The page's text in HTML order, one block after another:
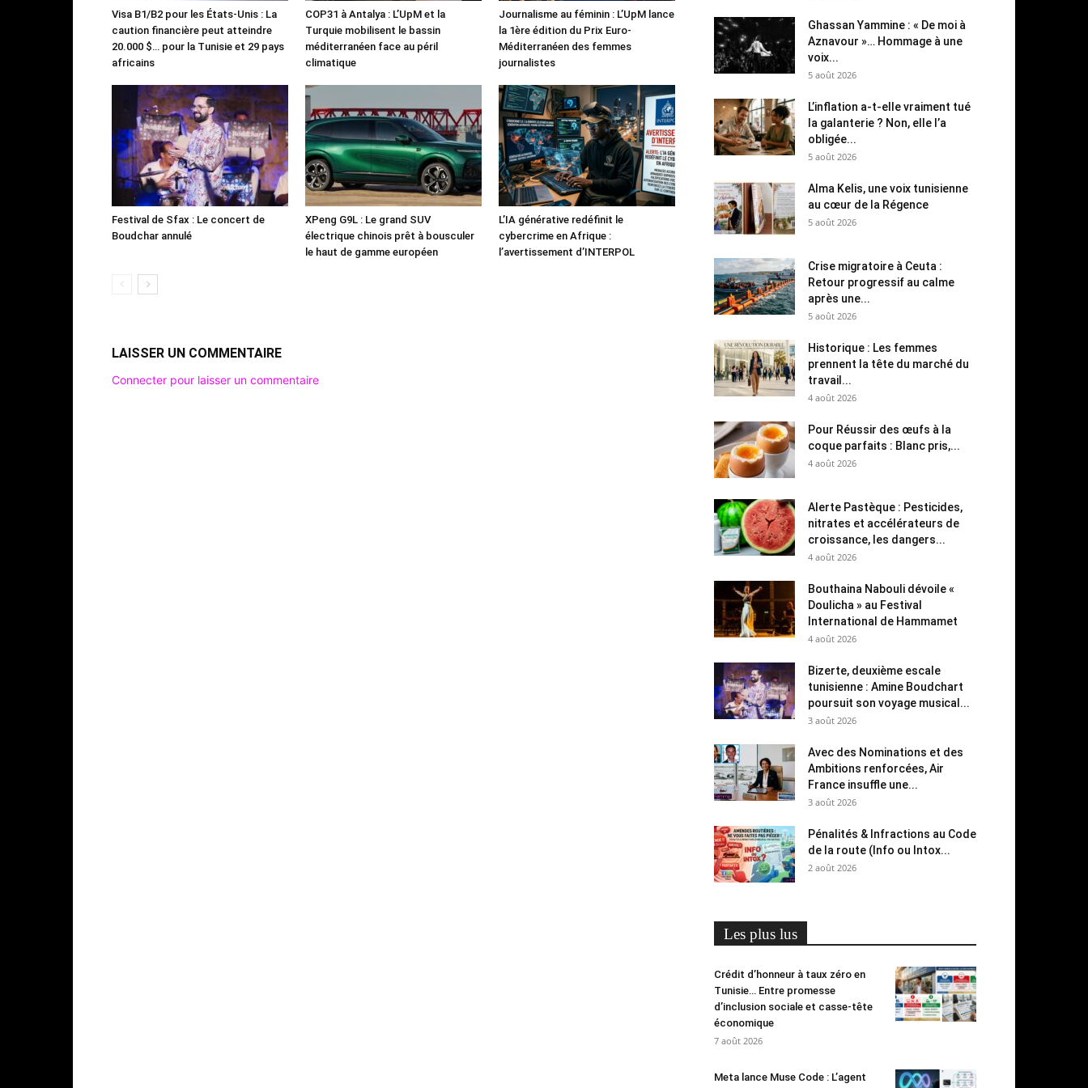
Visa B1/B2 pour les États-Unis : La
caution financière peut atteindre
20.000 $… pour la Tunisie et 29 pays
africains
COP31 à Antalya : L’UpM et la
Turquie mobilisent le bassin
méditerranéen face au péril
climatique
Journalisme au féminin : L’UpM lance
la 1ère édition du Prix Euro-
Méditerranéen des femmes
journalistes
Festival de Sfax : Le concert de
Boudchar annulé
XPeng G9L : Le grand SUV
électrique chinois prêt à bousculer
le haut de gamme européen
L’IA générative redéfinit le
cybercrime en Afrique :
l’avertissement d’INTERPOL
LAISSER UN COMMENTAIRE
Connecter pour laisser un commentaire
Ghassan Yammine : « De moi à
Aznavour »… Hommage à une
voix...
5 août 2026
L’inflation a-t-elle vraiment tué
la galanterie ? Non, elle l’a
obligée...
5 août 2026
Alma Kelis, une voix tunisienne
au cœur de la Régence
5 août 2026
Crise migratoire à Ceuta :
Retour progressif au calme
après une...
5 août 2026
Historique : Les femmes
prennent la tête du marché du
travail...
4 août 2026
Pour Réussir des œufs à la
coque parfaits : Blanc pris,...
4 août 2026
Alerte Pastèque : Pesticides,
nitrates et accélérateurs de
croissance, les dangers...
4 août 2026
Bouthaina Nabouli dévoile «
Doulicha » au Festival
International de Hammamet
4 août 2026
Bizerte, deuxième escale
tunisienne : Amine Boudchart
poursuit son voyage musical...
3 août 2026
Avec des Nominations et des
Ambitions renforcées, Air
France insuffle une...
3 août 2026
Pénalités & Infractions au Code
de la route (Info ou Intox...
2 août 2026
Les plus lus
Crédit d’honneur à taux zéro en
Tunisie… Entre promesse
d’inclusion sociale et casse-tête
économique
7 août 2026
Meta lance Muse Code : L’agent